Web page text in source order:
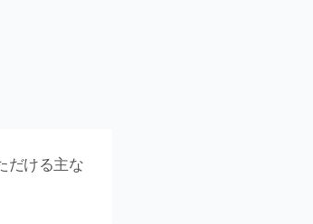
だける主な